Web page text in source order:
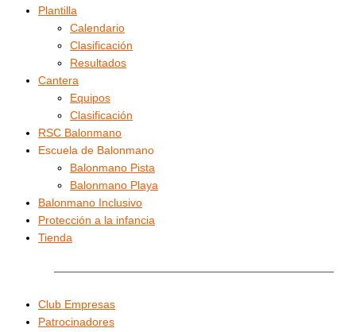
Plantilla
Calendario
Clasificación
Resultados
Cantera
Equipos
Clasificación
RSC Balonmano
Escuela de Balonmano
Balonmano Pista
Balonmano Playa
Balonmano Inclusivo
Protección a la infancia
Tienda
Club Empresas
Patrocinadores